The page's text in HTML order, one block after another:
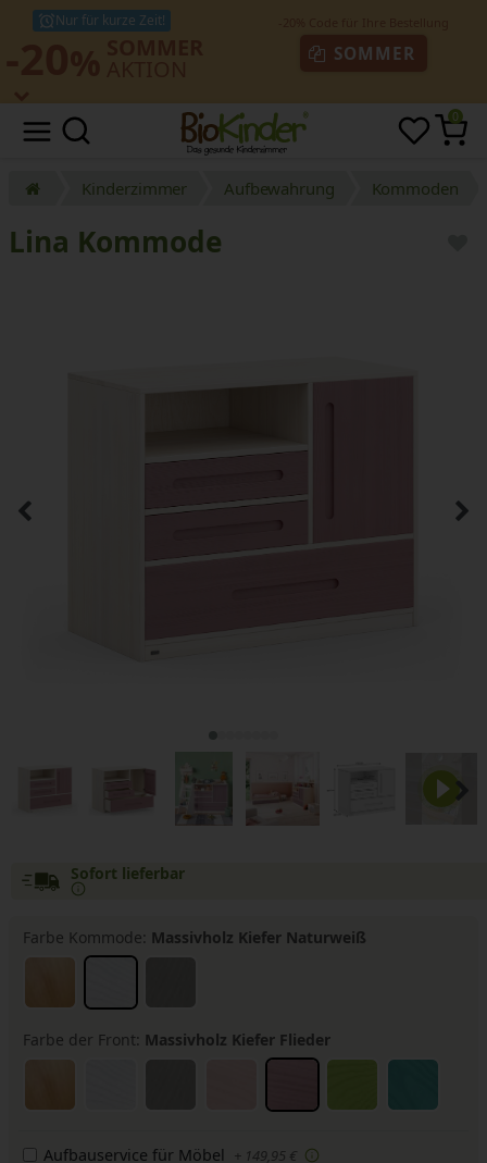
Nur für kurze Zeit!
SOMMER
0
Kinderzimmer Aufbewahrung Kommoden
Lina Kommode
Sofort lieferbar
Farbe Kommode: Massivholz Kiefer Naturweiß
Farbe der Front: Massivholz Kiefer Flieder
Aufbauservice für Möbel + 149,95 €